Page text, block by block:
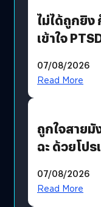
ไม่ได้ถูกยิ
เข้าใจ
07/08/2026
Read More
ถูกใจสายมั
ฉะ ด้วยโป
มีภาษาไทยด้
07/08/2026
Read More